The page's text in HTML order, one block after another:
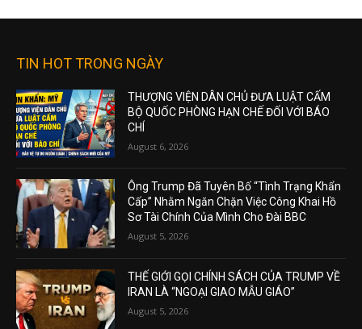
TIN HOT TRONG NGÀY
THƯỢNG VIỆN DÂN CHỦ ĐƯA LUẬT CẤM
BỘ QUỐC PHÒNG HẠN CHẾ ĐỐI VỚI BÁO
CHÍ
August 6, 2026
Ông Trump Đã Tuyên Bố “Tình Trạng Khẩn
Cấp” Nhằm Ngăn Chặn Việc Công Khai Hồ
Sơ Tài Chính Của Mình Cho Đài BBC
August 5, 2026
THẾ GIỚI GỌI CHÍNH SÁCH CỦA TRUMP VỀ
IRAN LÀ “NGOẠI GIAO MẪU GIÁO”
August 5, 2026